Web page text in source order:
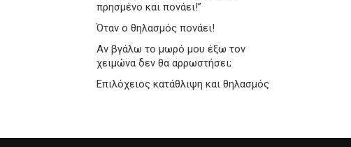
πρησμένο και πονάει!”
Όταν ο θηλασμός πονάει!
Αν βγάλω το μωρό μου έξω τον
χειμώνα δεν θα αρρωστήσει;
Επιλόχειος κατάθλιψη και θηλασμός